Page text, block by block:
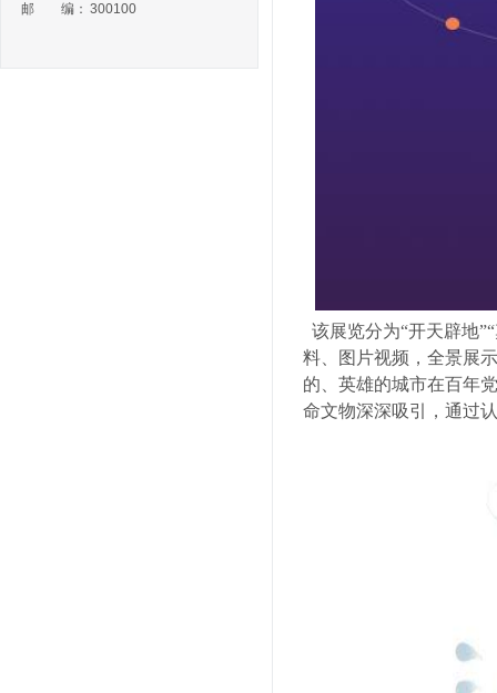
该展览分为“开天辟地
料、图片视频，全景展
的、英雄的城市在百年
命文物深深吸引，通过
邮 编： 300100